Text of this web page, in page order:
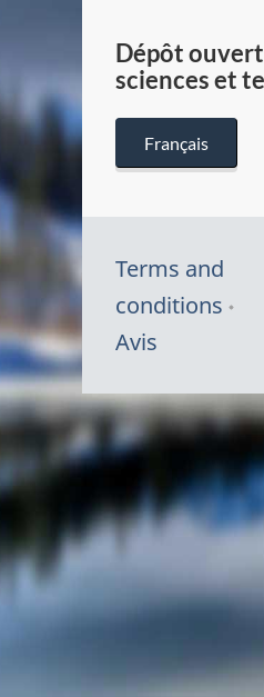
Dépôt
sciences et
Français
Terms and
conditions
Avis